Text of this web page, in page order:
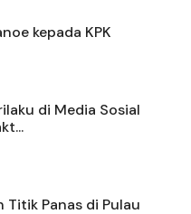
kepada KPK
di Media Sosial
Panas di Pulau